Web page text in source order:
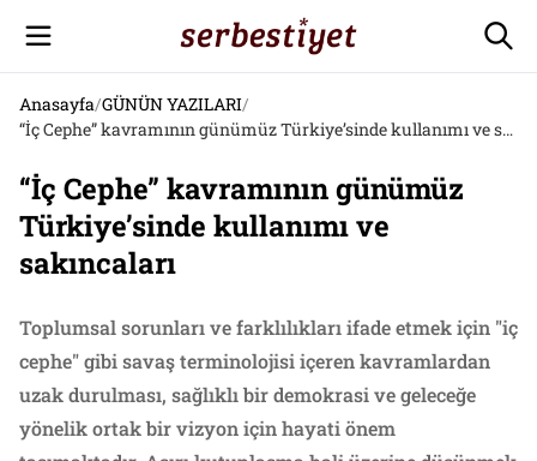
Anasayfa/GÜNÜN YAZILARI/
“İç Cephe” kavramının günümüz Türkiye’sinde kullanımı ve sakıncaları
“İç Cephe” kavramının günümüz
Türkiye’sinde kullanımı ve
sakıncaları
Toplumsal sorunları ve farklılıkları ifade etmek için "iç
cephe" gibi savaş terminolojisi içeren kavramlardan
uzak durulması, sağlıklı bir demokrasi ve geleceğe
yönelik ortak bir vizyon için hayati önem